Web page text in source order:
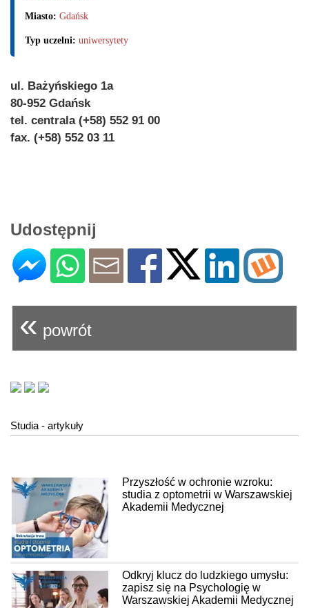
Miasto: Gdańsk
Typ uczelni: uniwersytety
ul. Bażyńskiego 1a
80-952 Gdańsk
tel. centrala (+58) 552 91 00
fax. (+58) 552 03 11
Udostępnij
« powrót
Studia - artykuły
Przyszłość w ochronie wzroku:
studia z optometrii w Warszawskiej
Akademii Medycznej
Odkryj klucz do ludzkiego umysłu:
zapisz się na Psychologię w
Warszawskiej Akademii Medycznej